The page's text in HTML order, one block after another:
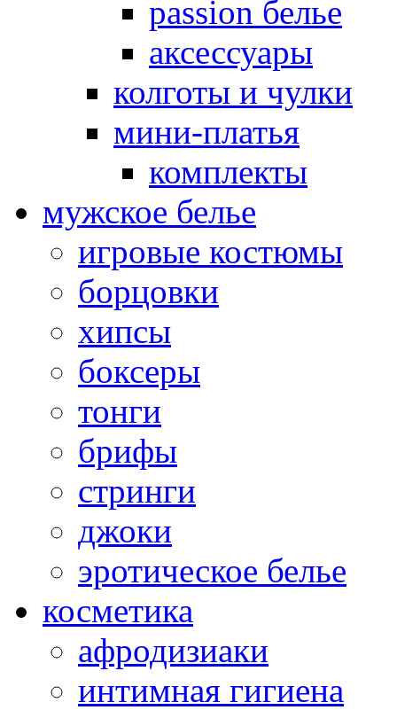
passion белье
аксессуары
колготы и чулки
мини-платья
комплекты
мужское белье
игровые костюмы
борцовки
хипсы
боксеры
тонги
брифы
стринги
джоки
эротическое белье
косметика
афродизиаки
интимная гигиена